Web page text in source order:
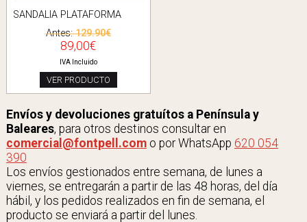
SANDALIA PLATAFORMA
Antes:129.90€
89,00€
IVA Incluido
VER PRODUCTO
Envíos y devoluciones gratuítos a Península y
Baleares, para otros destinos consultar en
comercial@fontpell.como por WhatsApp 620 054
390
Los envíos gestionados entre semana, de lunes a
viernes, se entregarán a partir de las 48 horas, del día
hábil, y los pedidos realizados en fin de semana, el
producto se enviará a partir del lunes.